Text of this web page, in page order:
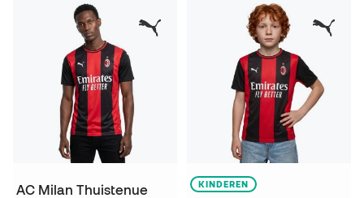
AC Milan Thuistenue
KINDEREN